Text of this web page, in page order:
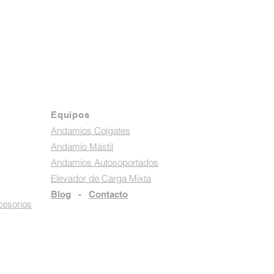
Equipos
Andamios Colgates
Andamio Mástil
Andamios Autosoportados
Elevador de Carga Mixta
Blog - Contacto